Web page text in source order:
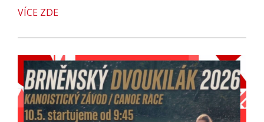
VÍCE ZDE